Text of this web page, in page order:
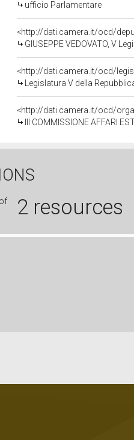
ufficio Parlamentare
<http://dati.camera.it/ocd/
GIUSEPPE VEDOVATO, V
<http://dati.camera.it/ocd/
Legislatura V della
<http://dati.camera.it/ocd/
III COMMISSIONE AFFARI
of 2 resources